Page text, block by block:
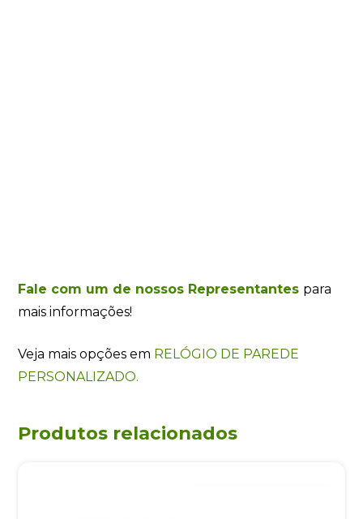
Fale com um de nossos Representantes para
mais informações!
Veja mais opções em RELÓGIO DE PAREDE
PERSONALIZADO.
Produtos relacionados